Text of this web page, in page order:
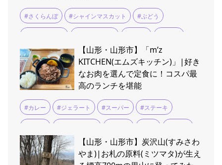
#さくらんぼ #シャインマスカット #ぶどう
#南陽市 #天童市 #寒河江市 #尾花沢すいか
#山形市 #新庄市 #村山市 #東根市 #果物 #桃
【山形・山形市】「m’z
KITCHEN(エムズキッチン)」|好き
なお肉を選んで定食に！コスパ最
高のランチを堪能
#カレー #ジェラート #スーパー #ステーキ
#米沢牛 #鉄板焼き【山形・山形市】炭沢山(すみさわ
やま)|お札の原料(ミツマタ)が生え